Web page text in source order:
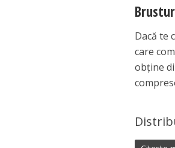
Dacă te
care
obţine